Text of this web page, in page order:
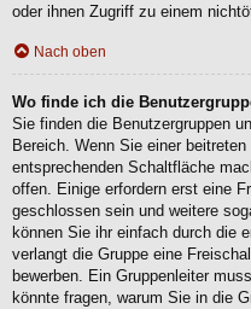
oder ihnen Zugriff zu einem
Nach oben
Wo finde ich die
Sie finden die Benutzergruppen
Bereich. Wenn Sie einer
entsprechenden Schaltfläche
offen. Einige erfordern erst eine
geschlossen sein und weitere
können Sie ihr einfach durch die
verlangt die Gruppe eine
bewerben. Ein Gruppenleiter
könnte fragen, warum Sie in die